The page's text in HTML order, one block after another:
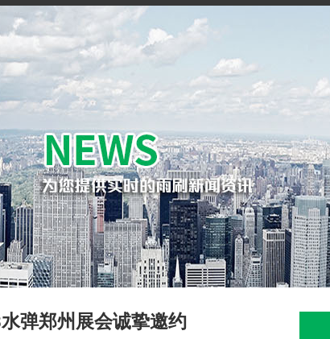
弹郑州展会诚挚邀约